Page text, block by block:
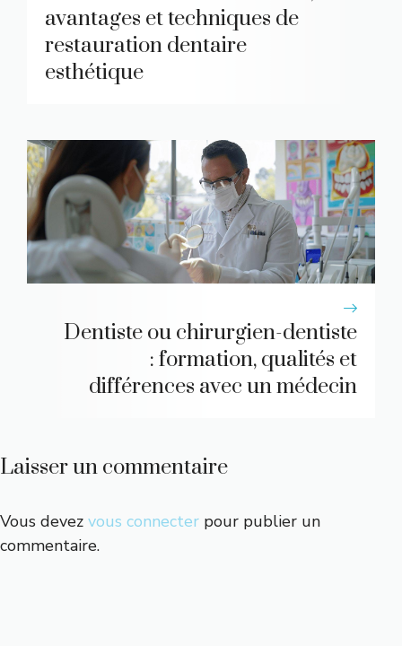
avantages et techniques de
restauration dentaire
esthétique
Dentiste ou chirurgien-dentiste
: formation, qualités et
différences avec un médecin
Laisser un commentaire
Vous devez vous connecter pour publier un
commentaire.